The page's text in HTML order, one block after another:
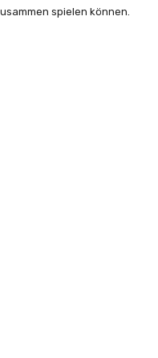
spielen können.